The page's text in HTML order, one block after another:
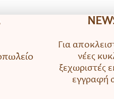
Για
νέες
ξεχωριστές
εγγραφή